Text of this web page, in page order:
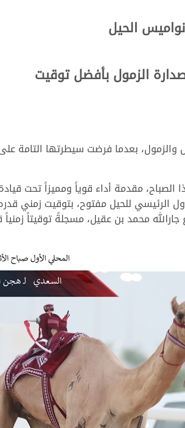
الحيل
الزمول بأفضل توقيت
مقدمة أداء قوياً ومميزاً تحت
بن عقيل، مسجلةً توقيتاً زمنياً قدره 8.07.73